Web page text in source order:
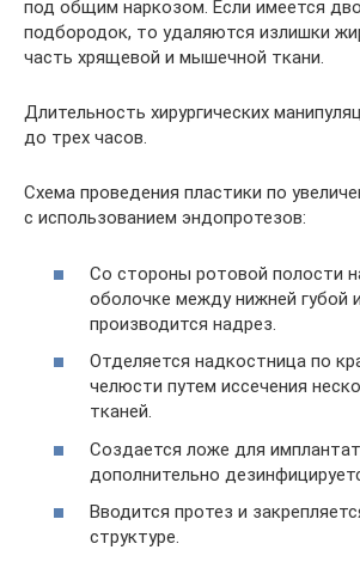
под общим наркозом. Если имеется
подбородок, то удаляются излишки
часть хрящевой и мышечной ткани.
Длительность хирургических
до трех часов.
Схема проведения пластики по
с использованием эндопротезов:
Со стороны ротовой полости
оболочке между нижней губой
производится надрез.
Отделяется надкостница по
челюсти путем иссечения
тканей.
Создается ложе для
дополнительно
Вводится протез и
структуре.